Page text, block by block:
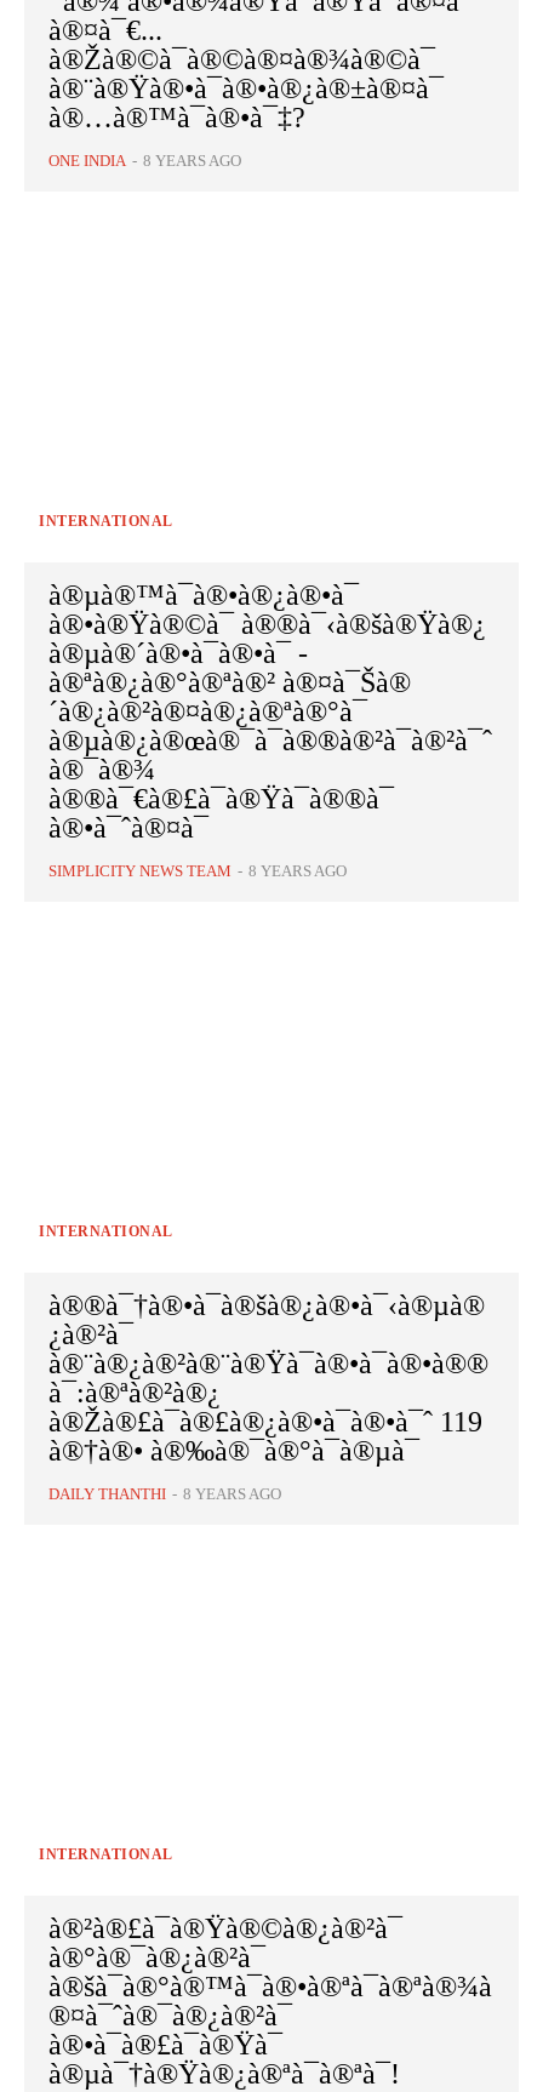
à®¤à¯€...
à®Žà®©à¯à®©à®¤à®¾à®©à¯
à®¨à®Ÿà®•à¯à®•à®¿à®±à®¤à¯
à®…à®™à¯à®•à¯‡?
ONE INDIA - 8 YEARS AGO
INTERNATIONAL
à®µà®™à¯à®•à®¿à®•à¯
à®•à®Ÿà®©à¯ à®®à¯‹à®šà®Ÿà®¿
à®µà®´à®•à¯à®•à¯ -
à®ªà®¿à®°à®ªà®² à®¤à¯Šà®
´à®¿à®²à®¤à®¿à®ªà®°à¯
à®µà®¿à®œà®¯à¯à®®à®²à¯à®²à¯ˆ
à®¯à®¾
à®®à¯€à®£à¯à®Ÿà¯à®®à¯
à®•à¯ˆà®¤à¯
SIMPLICITY NEWS TEAM - 8 YEARS AGO
INTERNATIONAL
à®®à¯†à®•à¯à®šà®¿à®•à¯‹à®µà®
¿à®²à¯
à®¨à®¿à®²à®¨à®Ÿà¯à®•à¯à®•à®®
à¯:à®ªà®²à®¿
à®Žà®£à¯à®£à®¿à®•à¯à®•à¯ˆ 119
à®†à®• à®‰à®¯à®°à¯à®µà¯
DAILY THANTHI - 8 YEARS AGO
INTERNATIONAL
à®²à®£à¯à®Ÿà®©à®¿à®²à¯
à®°à®¯à®¿à®²à¯
à®šà¯à®°à®™à¯à®•à®ªà¯à®ªà®¾à
®¤à¯ˆà®¯à®¿à®²à¯
à®•à¯à®£à¯à®Ÿà¯
à®µà¯†à®Ÿà®¿à®ªà¯à®ªà¯!